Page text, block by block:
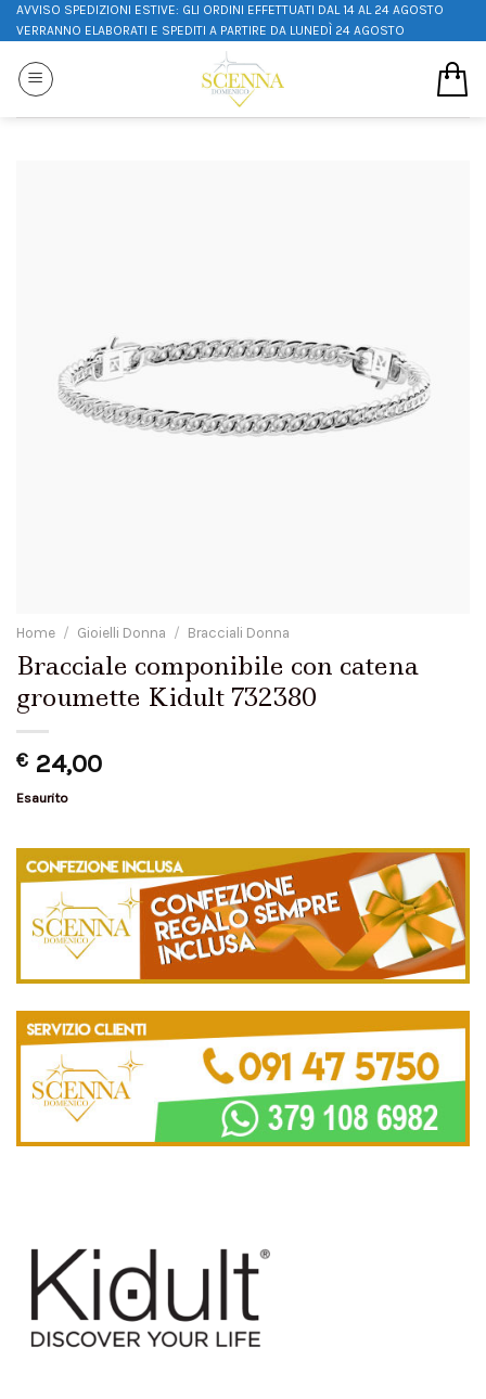
AVVISO SPEDIZIONI ESTIVE: GLI ORDINI EFFETTUATI DAL 14 AL 24 AGOSTO
VERRANNO ELABORATI E SPEDITI A PARTIRE DA LUNEDÌ 24 AGOSTO
Home / Gioielli Donna / Bracciali Donna
Bracciale componibile con catena
groumette Kidult 732380
€ 24,00
Esaurito